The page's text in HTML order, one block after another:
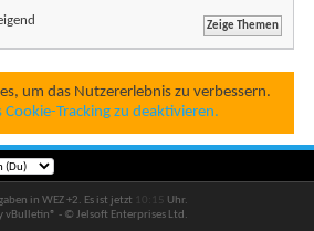
um das Nutzererlebnis zu verbessern.
Cookie-Tracking zu deaktivieren.
in WEZ +2. Es ist jetzt 10:15
Uhr.
vBulletin® - © Jelsoft Enterprises Ltd.